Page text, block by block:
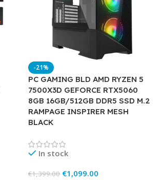
-21%
PC GAMING BLD AMD RYZEN 5
7500X3D GEFORCE RTX5060
8GB 16GB/512GB DDR5 SSD M.2
RAMPAGE INSPIRER MESH
BLACK
In stock
€1,399.00 €1,099.00